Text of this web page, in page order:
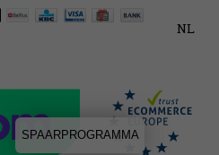
NL
SPAARPROGRAMMA